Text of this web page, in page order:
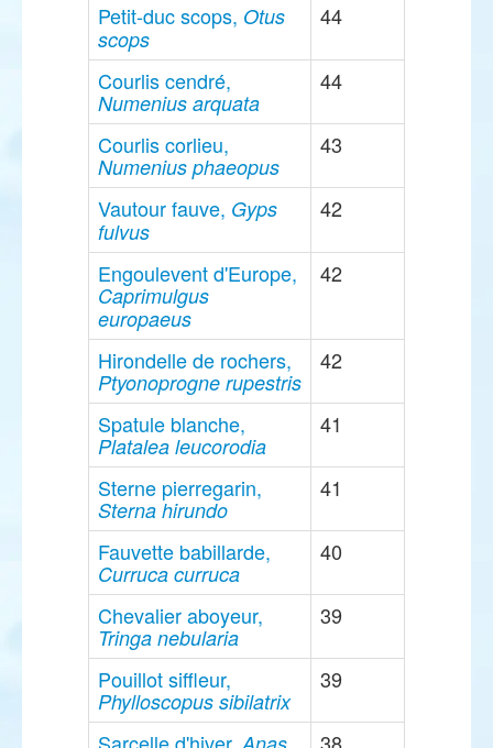
Petit-duc scops, Otus
scops
44
Courlis cendré,
Numenius arquata
44
Courlis corlieu,
Numenius phaeopus
43
Vautour fauve, Gyps
fulvus
42
Engoulevent d'Europe,
Caprimulgus
europaeus
42
Hirondelle de rochers,
Ptyonoprogne rupestris
42
Spatule blanche,
Platalea leucorodia
41
Sterne pierregarin,
Sterna hirundo
41
Fauvette babillarde,
Curruca curruca
40
Chevalier aboyeur,
Tringa nebularia
39
Pouillot siffleur,
Phylloscopus sibilatrix
39